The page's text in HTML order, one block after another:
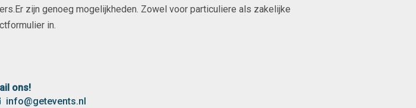
zijn genoeg mogelijkheden. Zowel voor particuliere als zakelijke
in.
ons!
info@getevents.nl